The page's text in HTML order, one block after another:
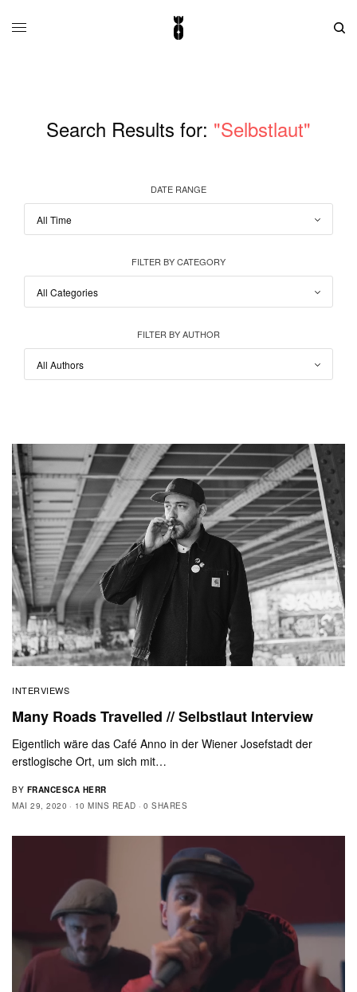
Search Results for: "Selbstlaut"
DATE RANGE
FILTER BY CATEGORY
FILTER BY AUTHOR
INTERVIEWS
Many Roads Travelled // Selbstlaut Interview
Eigentlich wäre das Café Anno in der Wiener Josefstadt der
erstlogische Ort, um sich mit…
BY FRANCESCA HERR
MAI 29, 2020
10 MINS READ 0 SHARES